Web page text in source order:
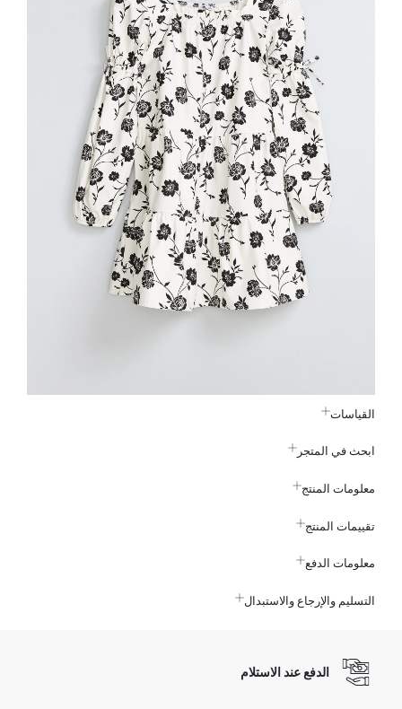
القياسات
ابحث في المتجر
معلومات المنتج
تقييمات المنتج
معلومات الدفع
التسليم والإرجاع والاستبدال
الدفع عند الاستلام